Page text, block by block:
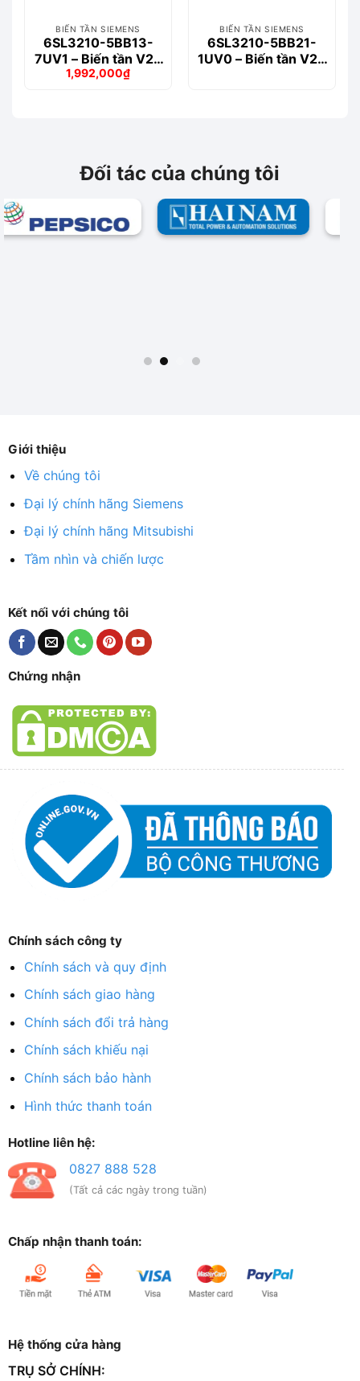
BIẾN TẦN SIEMENS
6SL3210-5BB13-
7UV1 – Biến tần V20
1-phase 0.37kW
Giá
1,992,000₫
Giá
BIẾN TẦN SIEMENS
6SL3210-5BB21-
1UV0 – Biến tần V20
Đối tác của chúng tôi
Giới thiệu
Về chúng tôi
Đại lý chính hãng Siemens
Đại lý chính hãng Mitsubishi
Tầm nhìn và chiến lược
Kết nối với chúng tôi
Chứng nhận
Chính sách công ty
Chính sách và quy định
Chính sách giao hàng
Chính sách đổi trả hàng
Chính sách khiếu nại
Chính sách bảo hành
Hình thức thanh toán
Hotline liên hệ:
0827 888 528
(Tất cả các ngày trong tuần)
Chấp nhận thanh toán:
Hệ thống cửa hàng
TRỤ SỞ CHÍNH: